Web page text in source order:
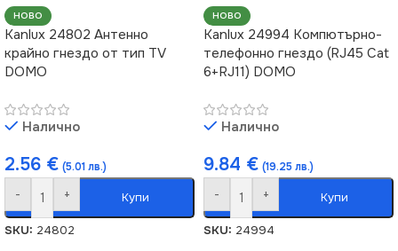
НОВО
Kanlux 24802 Антенно
крайно гнездо от тип TV
DOMO
Налично
2.56 € (5.01 лв.)
- + Купи
SKU: 24802
НОВО
Kanlux 24994 Компютърно-
телефонно гнездо (RJ45 Cat
6+RJ11) DOMO
Налично
9.84 € (19.25 лв.)
- + Купи
SKU: 24994